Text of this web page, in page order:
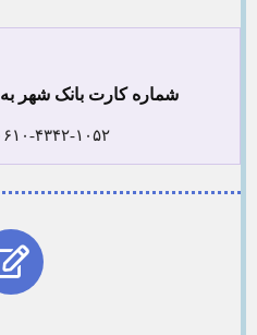
شماره کارت بانک شهر
۵۰۴۷-۰۶۱۰-